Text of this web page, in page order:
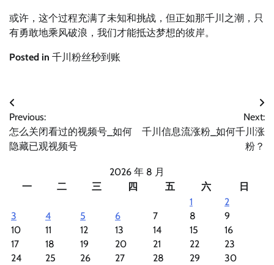
或许，这个过程充满了未知和挑战，但正如那千川之潮，只
有勇敢地乘风破浪，我们才能抵达梦想的彼岸。
Posted in 千川粉丝秒到账
文
章
导
Previous:
怎么关闭看过的视频号_如何
隐藏已观视频号
Next:
千川信息流涨粉_如何千川涨
粉？
2026 年 8 月
一
二 三 四 五 六
日
1
2
3
4 5 6 7 8
9
10
11 12 13 14 15
16
17
18 19 20 21 22
23
24
25 26 27 28 29
30